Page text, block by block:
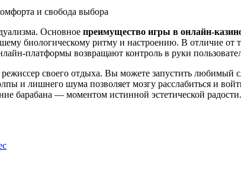
Основное преимущество игры в онлайн-
биологическому ритму и настроению. В отличие
платформы возвращают контроль в руки
своего отдыха. Вы можете запустить любимый
и лишнего шума позволяет мозгу расслабиться и
барабана — моментом истинной эстетической радости.